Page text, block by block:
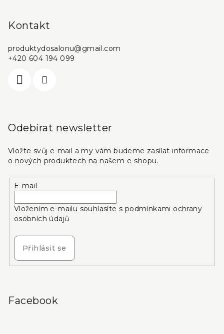
Kontakt
produktydosalonu@gmail.com
+420 604 194 099
Odebírat newsletter
Vložte svůj e-mail a my vám budeme zasílat informace
o nových produktech na našem e-shopu.
E-mail
Vložením e-mailu souhlasíte s podmínkami ochrany
osobních údajů
Přihlásit se
Facebook